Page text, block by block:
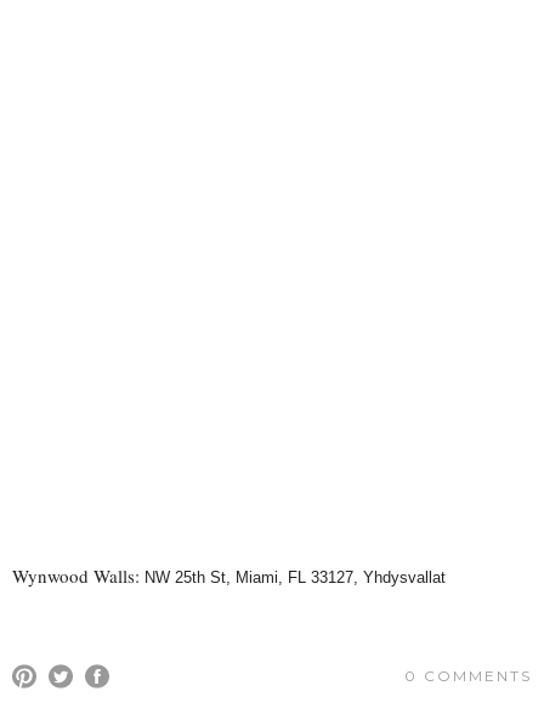
Wynwood Walls: NW 25th St, Miami, FL 33127, Yhdysvallat
0 COMMENTS